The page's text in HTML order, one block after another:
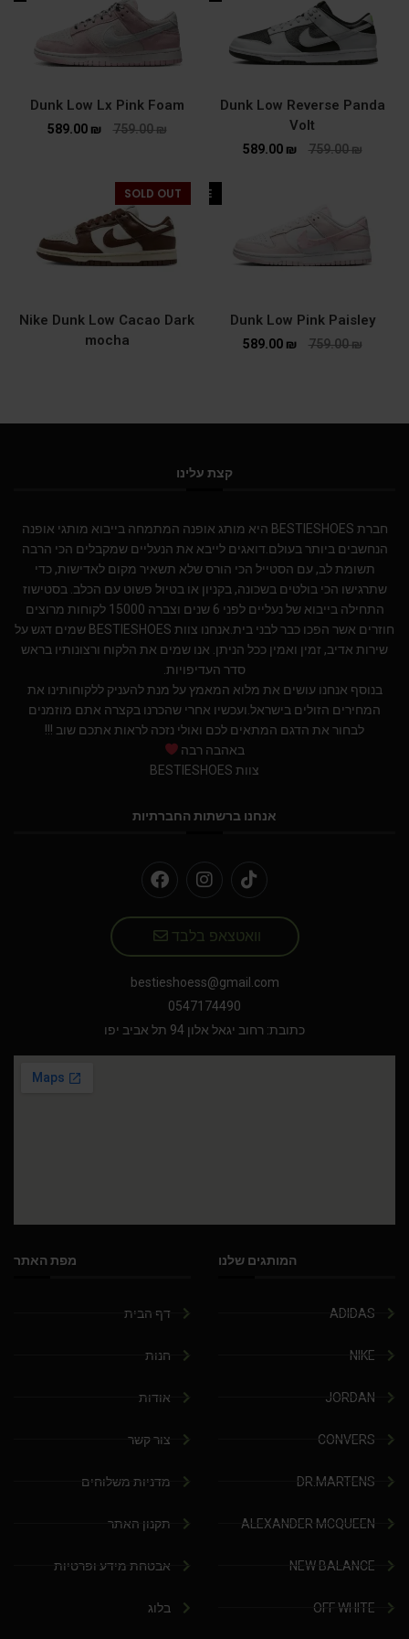
Dunk Low Reverse Panda
Volt
759.00₪
589.00 ₪
Dunk Low Lx Pink Foam
759.00₪
589.00 ₪
SALE
Dunk Low Pink Paisley
759.00₪
589.00 ₪
SOLD OUT
Nike Dunk Low Cacao Dark
mocha
קצת עלינו
חברת BESTIESHOES היא מותג אופנה המתמחה בייבוא מותגי אופנה
הנחשבים ביותר בעולם.דואגים לייבא את הנעליים שמקבלים הכי הרבה
תשומת לב, עם הסטייל הכי הורס שלא תשאיר מקום לאדישות, כדי
שתרגישו הכי בולטים בשכונה, בקניון או בטיול פשוט עם הכלב. בסטישוז
התחילה בייבוא של נעליים לפני 6 שנים וצברה 15000 לקוחות מרוצים
חוזרים אשר הפכו כבר לבני בית.אנחנו צוות BESTIESHOES שמים דגש על
שירות אדיב, זמין ואמין ככל הניתן. אנו שמים את הלקוח ורצונותיו בראש
סדר העדיפויות.
בנוסף אנחנו עושים את מלוא המאמץ על מנת להעניק ללקוחותינו את
המחירים הזולים בישראל.ועכשיו אחרי שהכרנו בקצרה אתם מוזמנים
לבחור את הדגם המתאים לכם ואולי נזכה לראות אתכם שוב !!!
באהבה רבה
צוות BESTIESHOES
אנחנו ברשתות החברתיות
וואטצאפ בלבד
bestieshoess@gmail.com
0547174490
כתובת: רחוב יגאל אלון 94 תל אביב יפו
המותגים שלנו
ADIDAS
NIKE
JORDAN
CONVERS
DR.MARTENS
ALEXANDER MCQUEEN
NEW BALANCE
OFF WHITE
מפת האתר
דף הבית
חנות
אודות
צור קשר
מדניות משלוחים
תקנון האתר
אבטחת מידע ופרטיות
בלוג